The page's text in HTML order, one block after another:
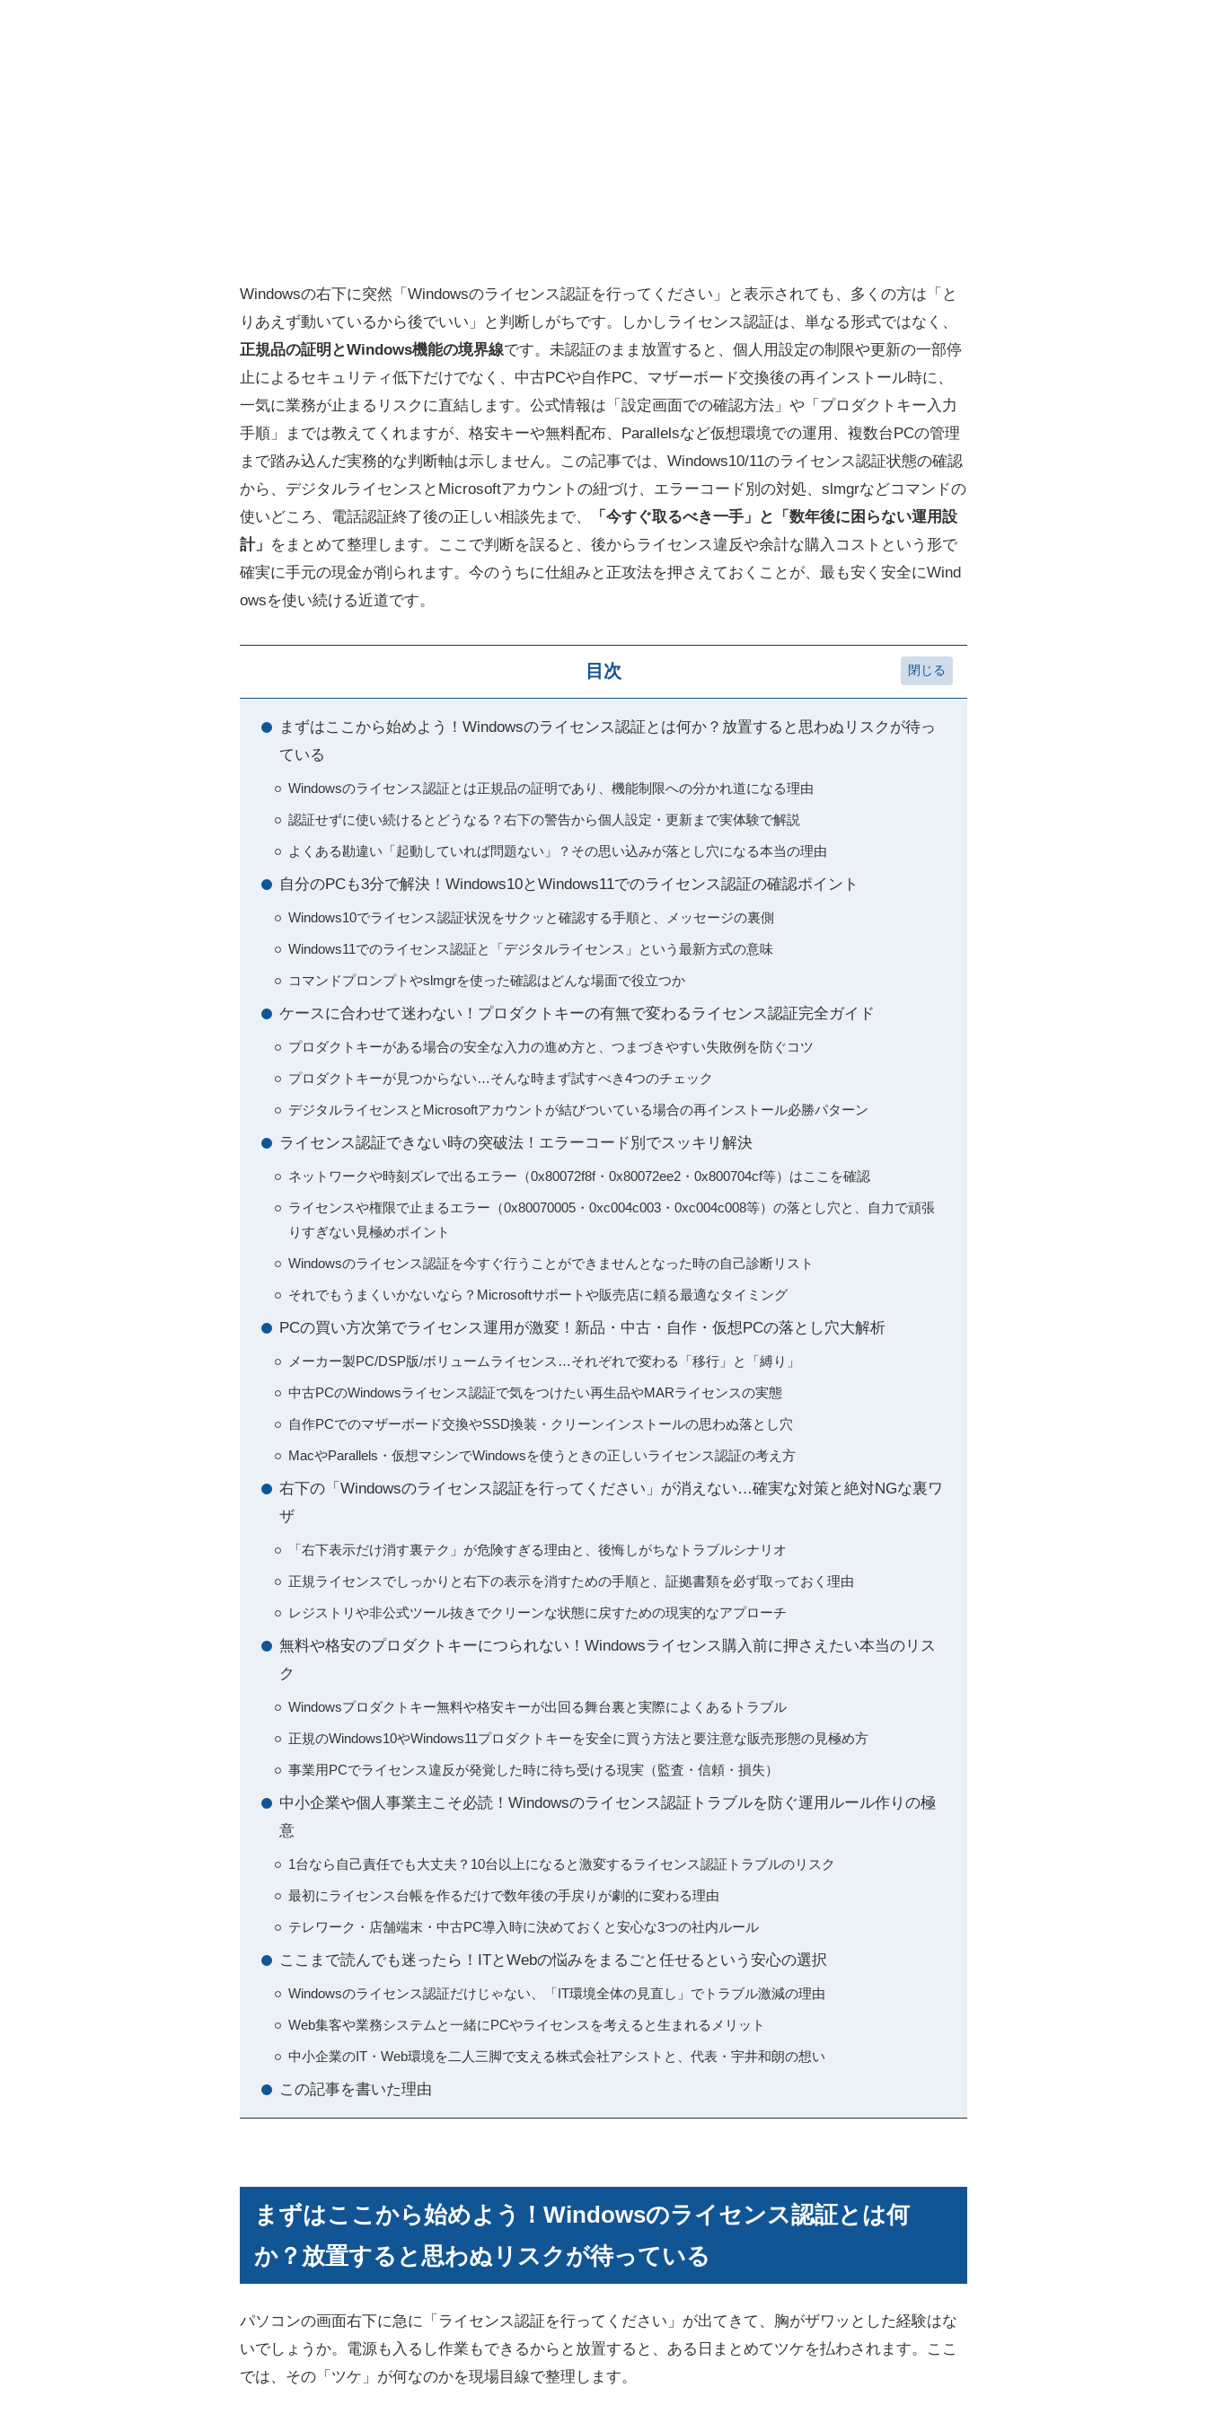
Windowsの右下に突然「Windowsのライセンス認証を行ってください」と表示されても、多くの方は「と
りあえず動いているから後でいい」と判断しがちです。しかしライセンス認証は、単なる形式ではなく、
正規品の証明とWindows機能の境界線です。未認証のまま放置すると、個人用設定の制限や更新の一部停
止によるセキュリティ低下だけでなく、中古PCや自作PC、マザーボード交換後の再インストール時に、
一気に業務が止まるリスクに直結します。公式情報は「設定画面での確認方法」や「プロダクトキー入力
手順」までは教えてくれますが、格安キーや無料配布、Parallelsなど仮想環境での運用、複数台PCの管理
まで踏み込んだ実務的な判断軸は示しません。この記事では、Windows10/11のライセンス認証状態の確認
から、デジタルライセンスとMicrosoftアカウントの紐づけ、エラーコード別の対処、slmgrなどコマンドの
使いどころ、電話認証終了後の正しい相談先まで、
「今すぐ取るべき一手」と「数年後に困らない運用設
計」 をまとめて整理します。ここで判断を誤ると、後からライセンス違反や余計な購入コストという形で
確実に手元の現金が削られます。今のうちに仕組みと正攻法を押さえておくことが、最も安く安全にWind
owsを使い続ける近道です。
目次
まずはここから始めよう！Windowsのライセンス認証とは何か？放置すると思わぬリスクが待っ
ている
Windowsのライセンス認証とは正規品の証明であり、機能制限への分かれ道になる理由
認証せずに使い続けるとどうなる？右下の警告から個人設定・更新まで実体験で解説
よくある勘違い「起動していれば問題ない」？その思い込みが落とし穴になる本当の理由
自分のPCも3分で解決！Windows10とWindows11でのライセンス認証の確認ポイント
Windows10でライセンス認証状況をサクッと確認する手順と、メッセージの裏側
Windows11でのライセンス認証と「デジタルライセンス」という最新方式の意味
コマンドプロンプトやslmgrを使った確認はどんな場面で役立つか
ケースに合わせて迷わない！プロダクトキーの有無で変わるライセンス認証完全ガイド
プロダクトキーがある場合の安全な入力の進め方と、つまづきやすい失敗例を防ぐコツ
プロダクトキーが見つからない…そんな時まず試すべき4つのチェック
デジタルライセンスとMicrosoftアカウントが結びついている場合の再インストール必勝パターン
ライセンス認証できない時の突破法！エラーコード別でスッキリ解決
ネットワークや時刻ズレで出るエラー（0x80072f8f・0x80072ee2・0x800704cf等）はここを確認
ライセンスや権限で止まるエラー（0x80070005・0xc004c003・0xc004c008等）の落とし穴と、自力で頑張
りすぎない見極めポイント
Windowsのライセンス認証を今すぐ行うことができませんとなった時の自己診断リスト
それでもうまくいかないなら？Microsoftサポートや販売店に頼る最適なタイミング
PCの買い方次第でライセンス運用が激変！新品・中古・自作・仮想PCの落とし穴大解析
メーカー製PC/DSP版/ボリュームライセンス…それぞれで変わる「移行」と「縛り」
中古PCのWindowsライセンス認証で気をつけたい再生品やMARライセンスの実態
自作PCでのマザーボード交換やSSD換装・クリーンインストールの思わぬ落とし穴
MacやParallels・仮想マシンでWindowsを使うときの正しいライセンス認証の考え方
右下の「Windowsのライセンス認証を行ってください」が消えない…確実な対策と絶対NGな裏ワ
ザ
「右下表示だけ消す裏テク」が危険すぎる理由と、後悔しがちなトラブルシナリオ
正規ライセンスでしっかりと右下の表示を消すための手順と、証拠書類を必ず取っておく理由
レジストリや非公式ツール抜きでクリーンな状態に戻すための現実的なアプローチ
無料や格安のプロダクトキーにつられない！Windowsライセンス購入前に押さえたい本当のリス
ク
Windowsプロダクトキー無料や格安キーが出回る舞台裏と実際によくあるトラブル
正規のWindows10やWindows11プロダクトキーを安全に買う方法と要注意な販売形態の見極め方
事業用PCでライセンス違反が発覚した時に待ち受ける現実（監査・信頼・損失）
中小企業や個人事業主こそ必読！Windowsのライセンス認証トラブルを防ぐ運用ルール作りの極
意
1台なら自己責任でも大丈夫？10台以上になると激変するライセンス認証トラブルのリスク
最初にライセンス台帳を作るだけで数年後の手戻りが劇的に変わる理由
テレワーク・店舗端末・中古PC導入時に決めておくと安心な3つの社内ルール
ここまで読んでも迷ったら！ITとWebの悩みをまるごと任せるという安心の選択
Windowsのライセンス認証だけじゃない、「IT環境全体の見直し」でトラブル激減の理由
Web集客や業務システムと一緒にPCやライセンスを考えると生まれるメリット
中小企業のIT・Web環境を二人三脚で支える株式会社アシストと、代表・宇井和朗の想い
この記事を書いた理由
まずはここから始めよう！Windowsのライセンス認証とは何
か？放置すると思わぬリスクが待っている
パソコンの画面右下に急に「ライセンス認証を行ってください」が出てきて、胸がザワッとした経験はな
いでしょうか。電源も入るし作業もできるからと放置すると、ある日まとめてツケを払わされます。ここ
では、その「ツケ」が何なのかを現場目線で整理します。